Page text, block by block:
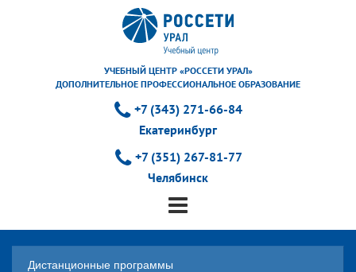
УЧЕБНЫЙ ЦЕНТР «РОССЕТИ УРАЛ»
ДОПОЛНИТЕЛЬНОЕ ПРОФЕССИОНАЛЬНОЕ ОБРАЗОВАНИЕ
+7 (343) 271-66-84
Екатеринбург
+7 (351) 267-81-77
Челябинск
Дистанционные программы